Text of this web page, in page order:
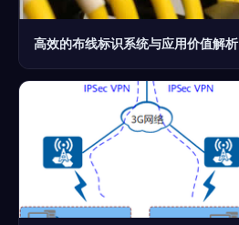
高效的布线标识系统与应用价值解析